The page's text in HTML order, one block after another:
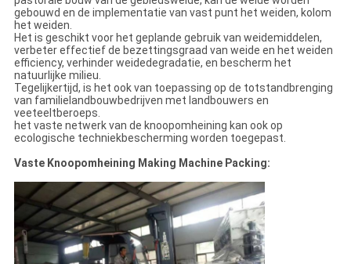
gebouwd en de implementatie van vast punt het weiden, kolom
het weiden.
Het is geschikt voor het geplande gebruik van weidemiddelen,
verbeter effectief de bezettingsgraad van weide en het weiden
efficiency, verhinder weidedegradatie, en bescherm het
natuurlijke milieu.
Tegelijkertijd, is het ook van toepassing op de totstandbrenging
van familielandbouwbedrijven met landbouwers en
veeteeltberoeps.
het vaste netwerk van de knoopomheining kan ook op
ecologische techniekbescherming worden toegepast.
Vaste Knoopomheining Making Machine Packing: